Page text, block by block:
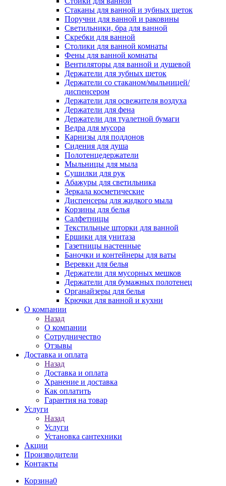
Стаканы для ванной и зубных щеток
Поручни для ванной и раковины
Светильники, бра для ванной
Скребки для ванной
Столики для ванной комнаты
Фены для ванной комнаты
Вентиляторы для ванной и душевой
Держатели для зубных щеток
Держатели со стаканом/мыльницей/
диспенсером
Держатели для освежителя воздуха
Держатели для фена
Держатели для туалетной бумаги
Ведра для мусора
Карнизы для поддонов
Сидения для душа
Полотенцедержатели
Мыльницы для мыла
Сушилки для рук
Абажуры для светильника
Зеркала косметические
Диспенсеры для жидкого мыла
Корзины для белья
Салфетницы
Текстильные шторки для ванной
Ершики для унитаза
Газетницы настенные
Баночки и контейнеры для ваты
Веревки для белья
Держатели для мусорных мешков
Держатели для бумажных полотенец
Органайзеры для белья
Крючки для ванной и кухни
О компании
Назад
О компании
Сотрудничество
Отзывы
Доставка и оплата
Назад
Доставка и оплата
Хранение и доставка
Как оплатить
Гарантия на товар
Услуги
Назад
Услуги
Установка сантехники
Акции
Производители
Контакты
Корзина0